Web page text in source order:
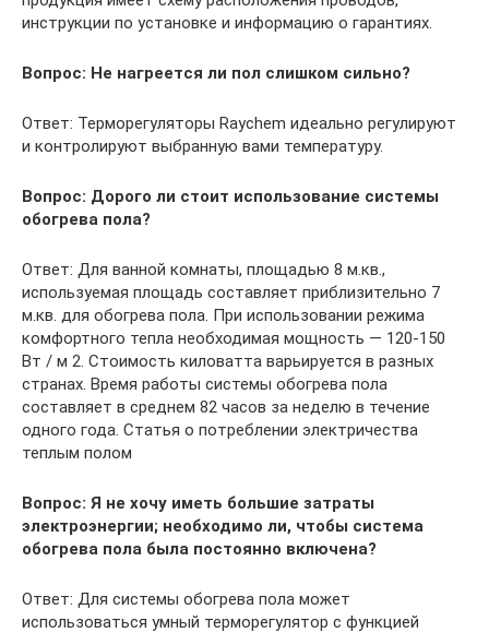
инструкции по установке и информацию о гарантиях.
Вопрос: Не нагреется ли пол слишком сильно?
Ответ: Терморегуляторы Raychem идеально регулируют
и контролируют выбранную вами температуру.
Вопрос: Дорого ли стоит использование системы
обогрева пола?
Ответ: Для ванной комнаты, площадью 8 м.кв.,
используемая площадь составляет приблизительно 7
м.кв. для обогрева пола. При использовании режима
комфортного тепла необходимая мощность — 120-150
Вт / м 2. Стоимость киловатта варьируется в разных
странах. Время работы системы обогрева пола
составляет в среднем 82 часов за неделю в течение
одного года. Статья о потреблении электричества
теплым полом
Вопрос: Я не хочу иметь большие затраты
электроэнергии; необходимо ли, чтобы система
обогрева пола была постоянно включена?
Ответ: Для системы обогрева пола может
использоваться умный терморегулятор с функцией